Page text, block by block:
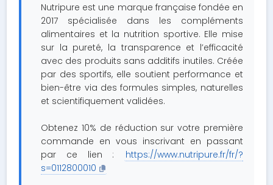
Nutripure est une marque française fondée en
2017 spécialisée dans les compléments
alimentaires et la nutrition sportive. Elle mise
sur la pureté, la transparence et l’efficacité
avec des produits sans additifs inutiles. Créée
par des sportifs, elle soutient performance et
bien-être via des formules simples, naturelles
et scientifiquement validées.
Obtenez 10% de réduction sur votre première
commande en vous inscrivant en passant
par ce lien :
https://www.nutripure.fr/fr/?
s=0112800010